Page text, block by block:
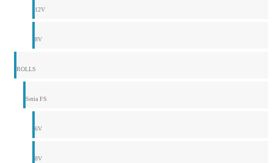
12V
8V
ROLLS
Seria FS
6V
8V